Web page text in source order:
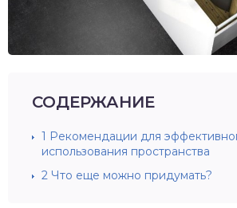
СОДЕРЖАНИЕ
1 Рекомендации для
использования пространства
2 Что еще можно придумать?